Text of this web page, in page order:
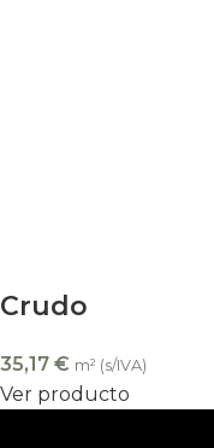
Crudo
35,17 € m² (s/IVA)
Ver producto